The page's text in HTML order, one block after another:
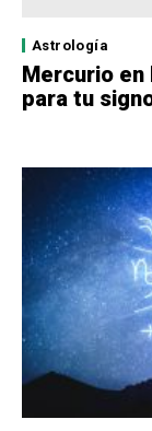
Astrología
Mercurio
para tu